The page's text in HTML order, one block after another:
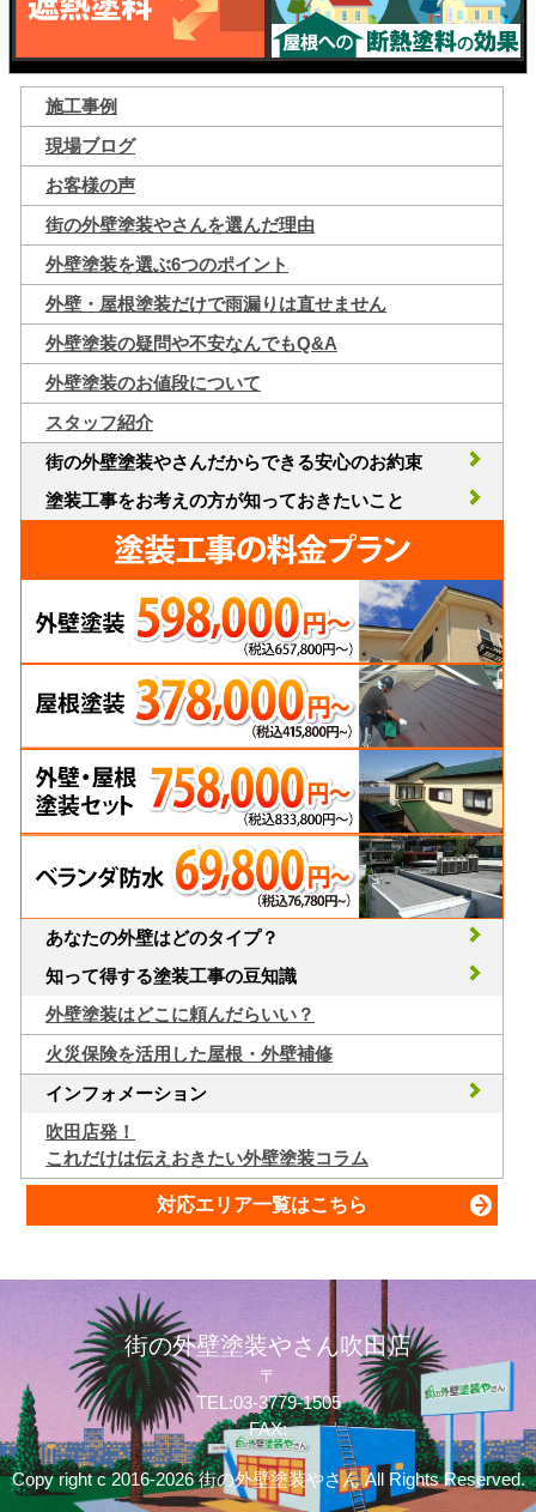
施工事例
現場ブログ
お客様の声
街の外壁塗装やさんを選んだ理由
外壁塗装を選ぶ6つのポイント
外壁・屋根塗装だけで雨漏りは直せません
外壁塗装の疑問や不安なんでもQ&A
外壁塗装のお値段について
スタッフ紹介
街の外壁塗装やさんだからできる安心のお約束
塗装工事をお考えの方が知っておきたいこと
あなたの外壁はどのタイプ？
知って得する塗装工事の豆知識
外壁塗装はどこに頼んだらいい？
火災保険を活用した屋根・外壁補修
インフォメーション
吹田店発！
これだけは伝えおきたい外壁塗装コラム
対応エリア一覧はこちら
街の外壁塗装やさん吹田店
〒
TEL:03-3779-1505
FAX:
Copy right c 2016-2026 街の外壁塗装やさん All Rights Reserved.